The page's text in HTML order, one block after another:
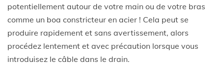
potentiellement autour de votre main ou de votre bras
comme un boa constricteur en acier ! Cela peut se
produire rapidement et sans avertissement, alors
procédez lentement et avec précaution lorsque vous
introduisez le câble dans le drain.